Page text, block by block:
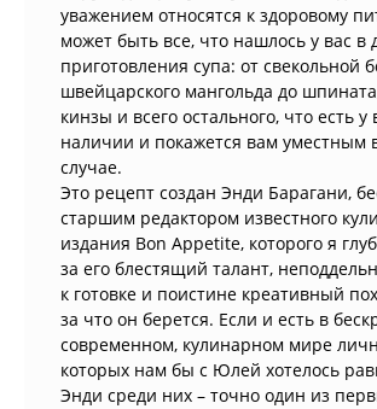
уважением относятся к здоровому
может быть все, что нашлось у вас в
приготовления супа: от свекольной
швейцарского мангольда до
кинзы и всего остального, что есть у
наличии и покажется вам уместным
случае.
Это рецепт создан Энди Барагани,
старшим редактором известного
издания Bon Appetite, которого я
за его блестящий талант,
к готовке и поистине креативный
за что он берется. Если и есть в
современном, кулинарном мире
которых нам бы с Юлей хотелось
Энди среди них – точно один из